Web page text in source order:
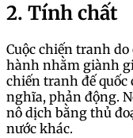
2. Tính chất
Cuộc chiến tranh do
hành nhằm giành
chiến tranh đế
nghĩa, phản động.
nô dịch bằng thủ
nước khác.